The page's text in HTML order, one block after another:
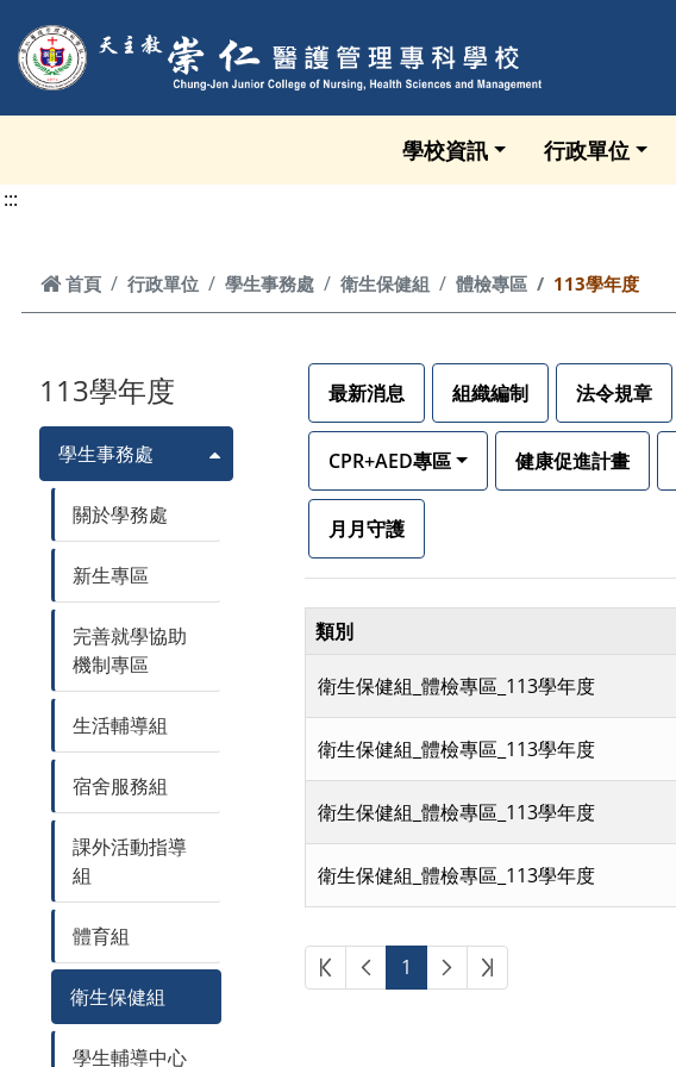
學校資訊 行政單位
:::
首頁
首頁 行政單位 學生事務處 衛生保健組 體檢專區 113學年度
113學年度
學生事務處
關於學務處
新生專區
完善就學協助
機制專區
生活輔導組
宿舍服務組
課外活動指導
組
體育組
衛生保健組
學生輔導中心
最新消息 組織編制 法令規章
CPR+AED專區 健康促進計畫
月月守護
類別
衛生保健組_體檢專區_113學年度
衛生保健組_體檢專區_113學年度
衛生保健組_體檢專區_113學年度
衛生保健組_體檢專區_113學年度
第一頁上一頁
1 下一頁最後頁